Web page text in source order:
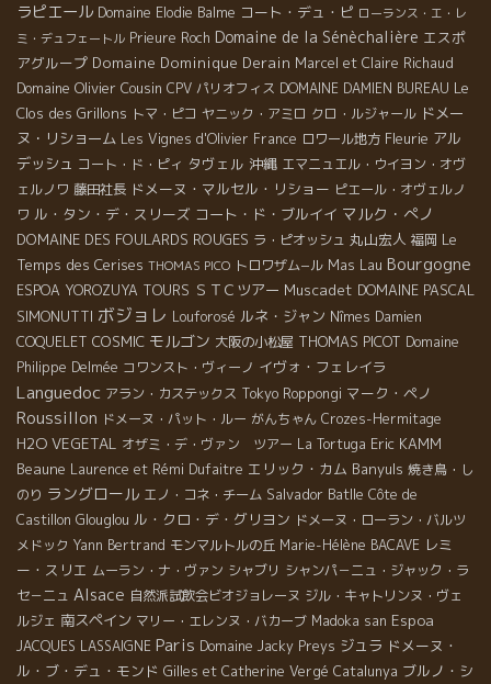
ラピエール Domaine Elodie Balme コート・デュ・ピ ローランス・エ・レ
ミ・デュフェートル Prieure Roch Domaine de la Sénèchalière エスポ
アグループ Domaine Dominique Derain Marcel et Claire Richaud
Domaine Olivier Cousin CPV パリオフィス DOMAINE DAMIEN BUREAU Le
Clos des Grillons トマ・ピコ ヤニック・アミロ クロ・ルジャール ドメー
ヌ・リショーム Les Vignes d'Olivier France ロワール地方 Fleurie アル
デッシュ コート・ド・ピィ タヴェル 沖縄 エマニュエル・ウイヨン・オヴ
ェルノワ 藤田社長 ドメーヌ・マルセル・リショー ピエール・オヴェルノ
ワ ル・タン・デ・スリーズ コート・ド・ブルイイ マルク・ぺノ
DOMAINE DES FOULARDS ROUGES ラ・ピオッシュ 丸山宏人 福岡 Le
Temps des Cerises THOMAS PICO トロワザム−ル Mas Lau Bourgogne
ESPOA YOROZUYA TOURS ＳＴＣツアー Muscadet DOMAINE PASCAL
SIMONUTTI ボジョレ Louforosé ルネ・ジャン Nîmes Damien
COQUELET COSMIC モルゴン 大阪の小松屋 THOMAS PICOT Domaine
Philippe Delmée コワンスト・ヴィーノ イヴォ・フェレイラ
Languedoc アラン・カステックス Tokyo Roppongi マーク・ペノ
Roussillon ドメーヌ・パット・ルー がんちゃん Crozes-Hermitage
H2O VEGETAL オザミ・デ・ヴァン ツアー La Tortuga Eric KAMM
Beaune Laurence et Rémi Dufaitre エリック・カム Banyuls 焼き鳥・し
のり ラングロール エノ・コネ・チーム Salvador Batlle Côte de
Castillon Glouglou ル・クロ・デ・グリヨン ドメーヌ・ローラン・バルツ
メドック Yann Bertrand モンマルトルの丘 Marie-Hélène BACAVE レミ
ー・スリエ ムーラン・ナ・ヴァン シャブリ シャンパ－ニュ・ジャック・ラ
セ－ニュ Alsace 自然派試飲会ビオジョレーヌ ジル・キャトリンヌ・ヴェ
ルジェ 南スペイン マリー・エレンヌ・バカーブ Madoka san Espoa
JACQUES LASSAIGNE Paris Domaine Jacky Preys ジュラ ドメーヌ・
ル・ブ・デュ・モンド Gilles et Catherine Vergé Catalunya ブルノ・シ